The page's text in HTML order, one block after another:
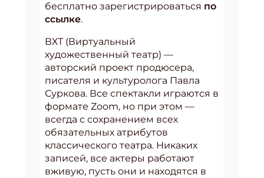
бесплатно зарегистрироваться по
ссылке.
ВХТ (Виртуальный
художественный театр) —
авторский проект продюсера,
писателя и культуролога Павла
Суркова. Все спектакли играются в
формате Zoom, но при этом —
всегда с сохранением всех
обязательных атрибутов
классического театра. Никаких
записей, все актеры работают
вживую, пусть они и находятся в